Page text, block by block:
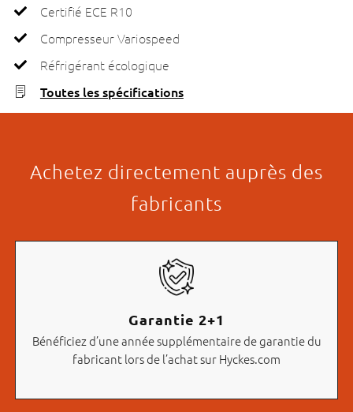
Certifié ECE R10
Compresseur Variospeed
Réfrigérant écologique
Toutes les spécifications
Achetez directement auprès des
fabricants
Garantie 2+1
Bénéficiez d’une année supplémentaire de garantie du
fabricant lors de l’achat sur Hyckes.com